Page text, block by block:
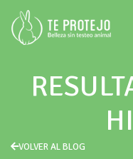
VOLVER AL BLOG